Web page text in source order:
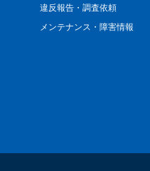
違反報告・調査依頼
メンテナンス・障害情報